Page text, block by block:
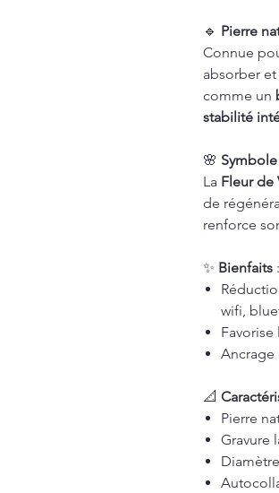
🔹 Pierre
Connue
absorber
comme un
stabilité
🌸
La Fleur de
de
renforce
✨ Bienfaits :
wifi,
📐
Pierre
Gravure